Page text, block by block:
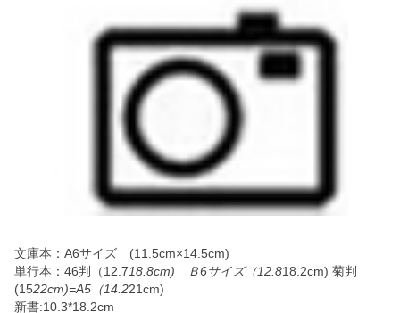
文庫本：A6サイズ (11.5cm×14.5cm)
単行本：46判（12.718.8cm) Ｂ6サイズ（12.818.2cm) 菊判
(1522cm)=A5（14.221cm)
新書:10.3*18.2cm